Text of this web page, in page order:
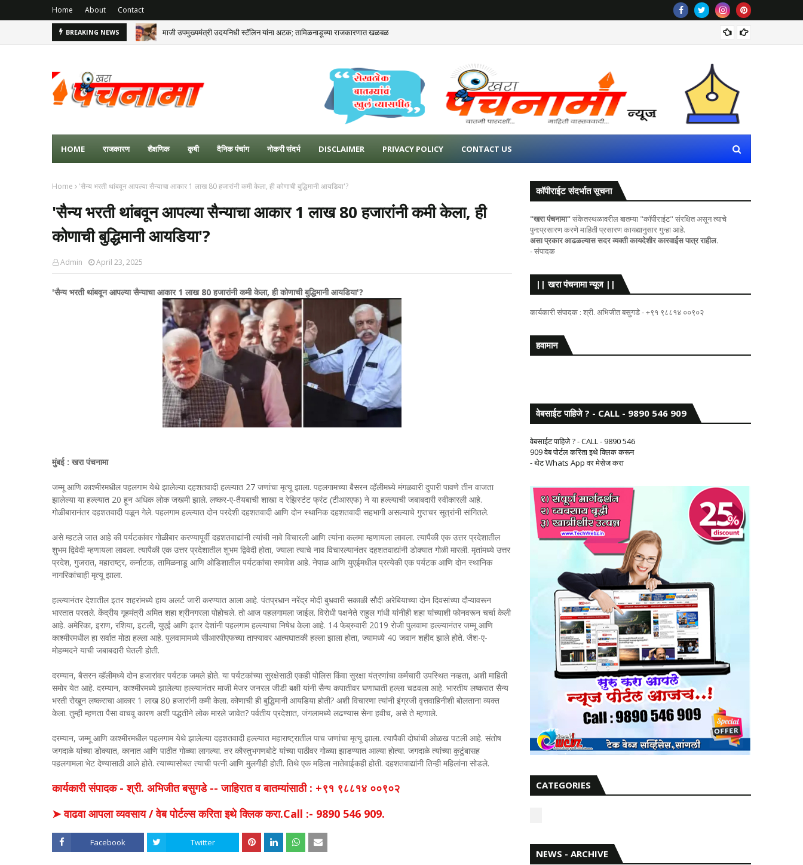
Home About Contact
BREAKING NEWS माजी उपमुख्यमंत्री उदयनिधी स्टॅलिन यांना अटक; तामिळनाडूच्या राजकारणात खळबळ
HOME राजकारण शैक्षणिक कृषी दैनिक पंचांग नोकरी संदर्भ DISCLAIMER PRIVACY POLICY CONTACT US
Home 'सैन्य भरती थांबवून आपल्या सैन्याचा आकार 1 लाख 80 हजारांनी कमी केला, ही कोणाची बुद्धिमानी आयडिया'?
'सैन्य भरती थांबवून आपल्या सैन्याचा आकार 1 लाख 80 हजारांनी कमी केला, ही
कोणाची बुद्धिमानी आयडिया'?
Admin April 23, 2025
'सैन्य भरती थांबवून आपल्या सैन्याचा आकार 1 लाख 80 हजारांनी कमी केला, ही कोणाची बुद्धिमानी आयडिया'?
मुंबई : खरा पंचनामा
जम्मू आणि काश्मीरमधील पहलगाम येथे झालेल्या दहशतवादी हल्ल्यात 27 जणांचा मृत्यू झाला. पहलगामच्या बैसरन व्हॅलीमध्ये मंगळवारी दुपारी पावणे तीन वाजता
झालेल्या या हल्ल्यात 20 हून अधिक लोक जखमी झाले. लष्कर-ए-तैयबाची शाखा द रेझिस्टंट फ्रंट (टीआरएफ) ने या हल्ल्याची जबाबदारी स्वीकारली आहे.
गोळीबारानंतर दहशतवादी पळून गेले. पहलगाम हल्ल्यात दोन परदेशी दहशतवादी आणि दोन स्थानिक दहशतवादी सहभागी असल्याचे गुप्तचर सूत्रांनी सांगितले.
असे म्हटले जात आहे की पर्यटकांवर गोळीबार करण्यापूर्वी दहशतवाद्यांनी त्यांची नावे विचारली आणि त्यांना कलमा म्हणायला लावला. त्यापैकी एक उत्तर प्रदेशातील
शुभम द्विवेदी म्हणायला लावला. त्यापैकी एक उत्तर प्रदेशातील शुभम द्विवेदी होता, ज्याला त्याचे नाव विचारल्यानंतर दहशतवाद्यांनी डोक्यात गोळी मारली. मृतांमध्ये उत्तर
प्रदेश, गुजरात, महाराष्ट्र, कर्नाटक, तामिळनाडू आणि ओडिशातील पर्यटकांचा समावेश आहे. नेपाळ आणि युएईमधील प्रत्येकी एक पर्यटक आणि दोन स्थानिक
नागरिकांचाही मृत्यू झाला.
हल्ल्यानंतर देशातील इतर शहरांमध्ये हाय अलर्ट जारी करण्यात आला आहे. पंतप्रधान नरेंद्र मोदी बुधवारी सकाळी सौदी अरेबियाच्या दोन दिवसांच्या दौऱ्यावरून
भारतात परतले. केंद्रीय गृहमंत्री अमित शहा श्रीनगरला पोहोचले. तो आज पहलगामला जाईल. विरोधी पक्षनेते राहुल गांधी यांनीही शहा यांच्याशी फोनवरून चर्चा केली
आहे. अमेरिका, इराण, रशिया, इटली, युएई आणि इतर देशांनी पहलगाम हल्ल्याचा निषेध केला आहे. 14 फेब्रुवारी 2019 रोजी पुलवामा हल्ल्यानंतर जम्मू आणि
काश्मीरमधील हा सर्वात मोठा हल्ला आहे. पुलवामामध्ये सीआरपीएफच्या ताफ्यावर आत्मघातकी हल्ला झाला होता, ज्यामध्ये 40 जवान शहीद झाले होते. जैश-ए-
मोहम्मदने याची जबाबदारी घेतली होती.
दरम्यान, बैसरन व्हॅलीमध्ये दोन हजारांवर पर्यटक जमले होते. या पर्यटकांच्या सुरक्षेसाठी एकही पोलिस किंवा सुरक्षा यंत्रणांचा कर्मचारी उपस्थित नव्हता, अशी माहिती
समोर येत आहे. दरम्यान, काश्मीरमध्ये झालेल्या हल्ल्यानंतर माजी मेजर जनरल जीडी बक्षी यांनी सैन्य कपातीवर घणाघाती हल्ला चढवला आहे. भारतीय लष्करात सैन्य
भरती रोखून लष्कराचा आकार 1 लाख 80 हजारांनी कमी केला. कोणाची ही बुद्धिमानी आयडिया होती? अशी विचारणा त्यांनी इंग्रजी वृत्तवाहिनीशी बोलताना व्यक्त
केला. तुम्ही म्हणता पैसा वाचवू कारण अशी पद्धतीने लोक मारले जावेत? पर्वतीय प्रदेशात, जंगलामध्ये लढण्यास सेना हवीच, असे ते म्हणाले.
दरम्यान, जम्मू आणि काश्मीरमधील पहलगाम येथे झालेल्या दहशतवादी हल्ल्यात महाराष्ट्रातील पाच जणांचा मृत्यू झाला. त्यापैकी दोघांची ओळख पटली आहे. संतोष
जगदाळे यांच्या डोक्यात, कानात आणि पाठीत गोळ्या लागल्या. तर कौस्तुभगणबोटे यांच्या पाठीवर गोळ्या झाडण्यात आल्या होत्या. जगदाळे त्यांच्या कुटुंबासह
पहलगामला भेट देण्यासाठी आले होते. त्याच्यासोबत त्याची पत्नी आणि मुलगीही होती. तिथे एक महिला नातेवाईकही होती. दहशतवाद्यांनी तिन्ही महिलांना सोडले.
कार्यकारी संपादक - श्री. अभिजीत बसुगडे -- जाहिरात व बातम्यांसाठी : +९१ ९८८१४ ००९०२
➤ वाढवा आपला व्यवसाय / वेब पोर्टल्स करिता इथे क्लिक करा.Call :- 9890 546 909.
Facebook Twitter
कॉपीराईट संदर्भात सूचना
"खरा पंचनामा"संकेतस्थळावरील बातम्या "कॉपीराईट" संरक्षित असून त्याचे
पुन:प्रसारण करणे माहिती प्रसारण कायद्यानुसार गुन्हा आहे.
असा प्रकार आढळल्यास सदर व्यक्ती कायदेशीर कारवाईस पात्र राहील.
- संपादक
|| खरा पंचनामा न्यूज ||
कार्यकारी संपादक : श्री. अभिजीत बसुगडे - +९१ ९८८१४ ००९०२
हवामान
वेबसाईट पाहिजे ? - CALL - 9890 546 909
वेबसाईट पाहिजे ? - CALL - 9890 546
909 वेब पोर्टल करिता इथे क्लिक करून
- थेट Whats App वर मेसेज करा
CATEGORIES
NEWS - ARCHIVE